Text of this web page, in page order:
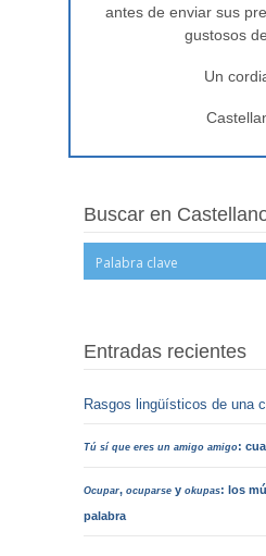
antes de enviar sus
gustosos
Un
Buscar en
Entradas recientes
Rasgos lingüísticos de una
Tú sí que eres un amigo amigo:
Ocupar,ocuparse yokupas: los
palabra